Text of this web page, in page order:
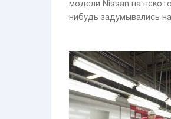
модели Nissan на
нибудь задумывались